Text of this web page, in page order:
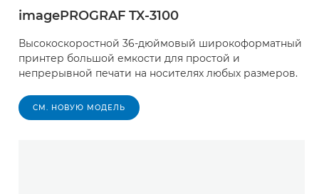
imagePROGRAF TX-3100
Высокоскоростной 36-дюймовый широкоформатный
принтер большой емкости для простой и
непрерывной печати на носителях любых размеров.
СМ. НОВУЮ МОДЕЛЬ